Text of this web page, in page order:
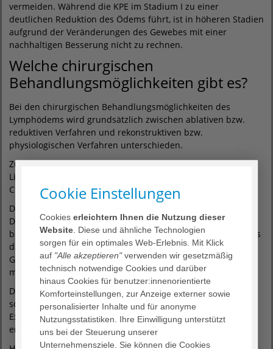
vermeiden. Während die KPE im Stadium I zu einer
deutlichen Reduktion des Ödems führt, ist in höheren Stadien
aufgrund der Veränderungen des Gewebes mit einer
nachhaltigen Besserung nicht zu rechnen.
Welche chirurgischen
Behandlungsmöglichkeiten gibt es?
Bei den chirurgischen Behandlungsmöglichkeiten des
Lymphödems wird grundsätzlich zwischen ablativen bzw.
reduktiven Verfahren und rekonstruktiven bzw.
physiologischen Verfahren unterschieden.
Zu den reduktiven Methoden gehören die schonende
Liposuktion und die klassische ablative Operation nach
Charles- Prozedur.
Das wichtigste reduktive Verfahren ist die Liposuktion.
Dadurch wird auf relativ schonende Art und Weise das
betroffene Gewebe reduziert. Größere Fallserien zeigen, dass
dadurch eine Reduktion des überschüssigen
Gewebevolumens von durchschnittlich 25 bis 30 Prozent
möglich ist.
Die klassische ablative Operation des Lymphödems ist die
sogenannte Charles-Prozedur, bei der an der betroffenen
Extremität umlaufend das Haut- und Unterhautgewebe
entfernt wird, um anschließend den Wundgrund mit einem
Cookie Einstellungen
Cookieserleichtern Ihnen die Nutzung dieser
Website . Diese und ähnliche Technologien
sorgen für ein optimales Web-Erlebnis. Mit Klick
auf "Alle akzeptieren"verwenden wir gesetzmäßig
technisch notwendige Cookies und darüber
hinaus Cookies für benutzer:innenorientierte
Komforteinstellungen, zur Anzeige externer sowie
personalisierter Inhalte und für anonyme
Nutzungsstatistiken. Ihre Einwilligung unterstützt
uns bei der Steuerung unserer
Unternehmensziele. Sie können die Cookies